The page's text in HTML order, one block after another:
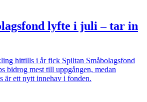
lyfte i juli – tar in
hittills i år fick Spiltan Småbolagsfond
bidrog mest till uppgången, medan
är ett nytt innehav i fonden.